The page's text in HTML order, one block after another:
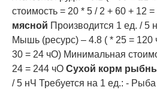
стоимость = 20 * 5 / 2 + 60 + 12
мясной Производится 1 ед. / 5
Мышь (ресурс) – 4.8 ( * 25 = 120
30 = 24 чО) Минимальная
24 = 244 чО Сухой корм
/ 5 нЧ Требуется на 1 ед.: -